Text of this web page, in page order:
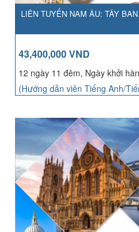
LIÊN TUYẾN NAM ÂU: TÂY
43,400,000 VND
12 ngày 11 đêm, Ngày khởi
(Hướng dẫn viên Tiếng Anh/